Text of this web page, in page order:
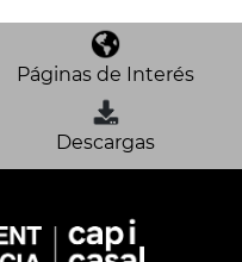
Páginas de Interés
Descargas